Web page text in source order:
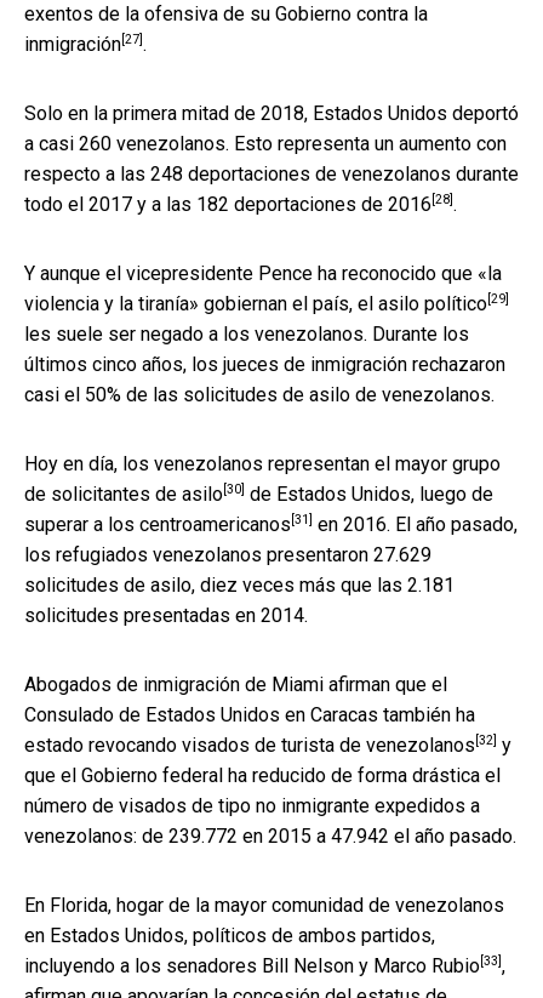
exentos de la ofensiva de su Gobierno contra la
inmigración [27] .
Solo en la primera mitad de 2018, Estados Unidos deportó
a casi 260 venezolanos. Esto representa un aumento con
respecto a las 248 deportaciones de venezolanos durante
todo el 2017 y a las 182 deportaciones de 2016 [28] .
Y aunque el vicepresidente Pence ha reconocido que «la
violencia y la tiranía» gobiernan el país, el asilo político [29]
les suele ser negado a los venezolanos. Durante los
últimos cinco años, los jueces de inmigración rechazaron
casi el 50% de las solicitudes de asilo de venezolanos.
Hoy en día, los venezolanos representan el mayor grupo
de solicitantes de asilo [30] de Estados Unidos, luego de
superar a los centroamericanos [31]
en 2016. El año pasado,
los refugiados venezolanos presentaron 27.629
solicitudes de asilo, diez veces más que las 2.181
solicitudes presentadas en 2014.
Abogados de inmigración de Miami afirman que el
Consulado de Estados Unidos en Caracas también ha
estado revocando visados de turista de venezolanos [32] y
que el Gobierno federal ha reducido de forma drástica el
número de visados de tipo no inmigrante expedidos a
venezolanos: de 239.772 en 2015 a 47.942 el año pasado.
En Florida, hogar de la mayor comunidad de venezolanos
en Estados Unidos, políticos de ambos partidos,
incluyendo a los senadores Bill Nelson y Marco Rubio [33] ,